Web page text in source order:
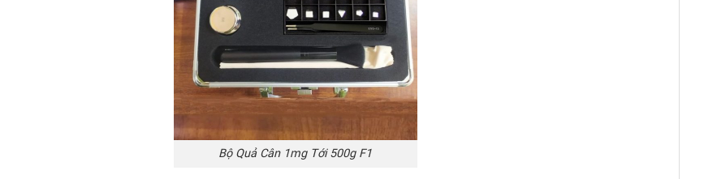
Bộ Quả Cân 1mg Tới 500g F1